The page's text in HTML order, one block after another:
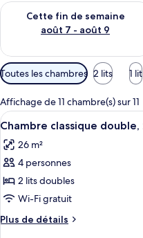
Cette fin de semaine
août 7 - août 9
Vérifier la disponibilité pour
Filtres
disponibles
pour
les
chambres
Toutes les chambres 2 lits 1 lit
Affichage de 11 chambre(s) sur 11
Afficher
toutes
les
photos
pour
ce
type
de
4
Chambre classique
26 m²
4 personnes
2 lits doubles
Wi-Fi gratuit
Plus de détails
Plus